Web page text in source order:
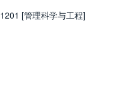
1201 [管理科学与工程]